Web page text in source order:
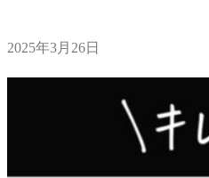
2025年3月26日